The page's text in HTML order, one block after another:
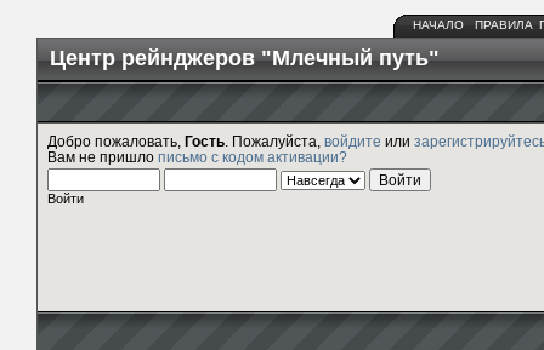
НАЧАЛО ПРАВИЛА
Центр рейнджеров "Млечный путь"
Добро пожаловать, Гость . Пожалуйста, войдите или
Вам не пришло письмо с кодом активации?
Войти